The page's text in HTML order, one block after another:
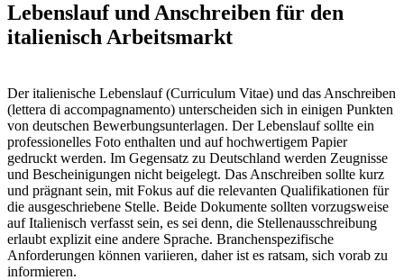
Lebenslauf und Anschreiben für den
italienisch Arbeitsmarkt
Der italienische Lebenslauf (Curriculum Vitae) und das Anschreiben
(lettera di accompagnamento) unterscheiden sich in einigen Punkten
von deutschen Bewerbungsunterlagen. Der Lebenslauf sollte ein
professionelles Foto enthalten und auf hochwertigem Papier
gedruckt werden. Im Gegensatz zu Deutschland werden Zeugnisse
und Bescheinigungen nicht beigelegt. Das Anschreiben sollte kurz
und prägnant sein, mit Fokus auf die relevanten Qualifikationen für
die ausgeschriebene Stelle. Beide Dokumente sollten vorzugsweise
auf Italienisch verfasst sein, es sei denn, die Stellenausschreibung
erlaubt explizit eine andere Sprache. Branchenspezifische
Anforderungen können variieren, daher ist es ratsam, sich vorab zu
informieren.